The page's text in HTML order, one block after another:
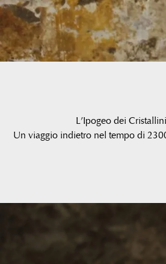
L’Ipogeo dei
Un viaggio indietro nel tempo di